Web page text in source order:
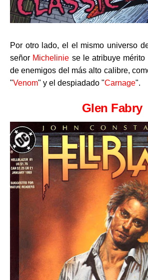
Por otro lado, el el mismo universo
señor Michelinie se le atribuye
de enemigos del más alto calibre,
"Venom" y el despiadado "Carnage".
Glen Fabry